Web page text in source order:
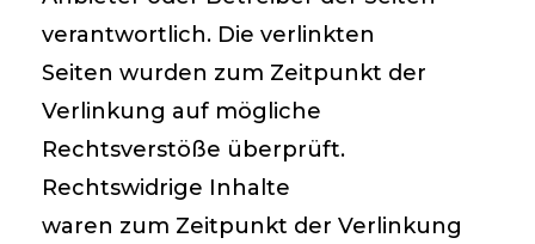
verantwortlich. Die verlinkten
Seiten wurden zum Zeitpunkt der
Verlinkung auf mögliche
Rechtsverstöße überprüft.
Rechtswidrige Inhalte
waren zum Zeitpunkt der Verlinkung